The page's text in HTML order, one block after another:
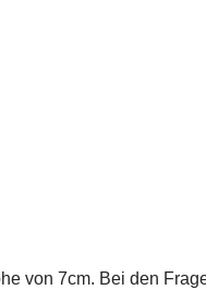
von 7cm. Bei den